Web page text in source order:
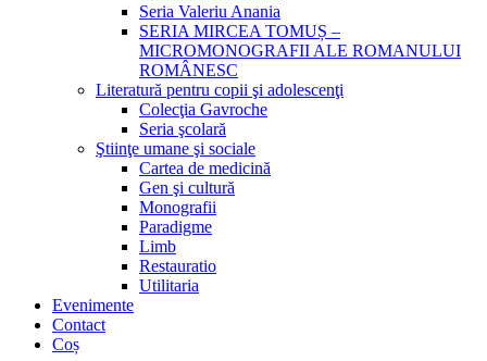
Seria Valeriu Anania
SERIA MIRCEA TOMUȘ –
MICROMONOGRAFII ALE ROMANULUI
ROMÂNESC
Literatură pentru copii şi adolescenţi
Colecţia Gavroche
Seria şcolară
Ştiinţe umane şi sociale
Cartea de medicină
Gen şi cultură
Monografii
Paradigme
Limb
Restauratio
Utilitaria
Evenimente
Contact
Coș